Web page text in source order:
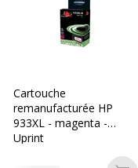
Cartouche
remanufacturée HP
933XL - magenta -
Uprint